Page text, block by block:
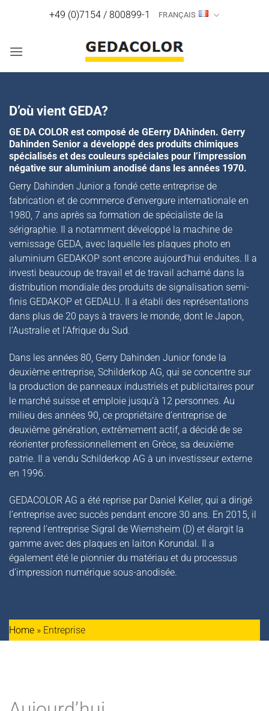
+49 (0)7154 / 800899-1 FRANÇAIS
D’où vient GEDA?
GE DA COLOR est composé de GEerry DAhinden. Gerry
Dahinden Senior a développé des produits chimiques
spécialisés et des couleurs spéciales pour l’impression
négative sur aluminium anodisé dans les années 1970.
Gerry Dahinden Junior a fondé cette entreprise de
fabrication et de commerce d’envergure internationale en
1980, 7 ans après sa formation de spécialiste de la
sérigraphie. Il a notamment développé la machine de
vernissage GEDA, avec laquelle les plaques photo en
aluminium GEDAKOP sont encore aujourd’hui enduites. Il a
investi beaucoup de travail et de travail acharné dans la
distribution mondiale des produits de signalisation semi-
finis GEDAKOP et GEDALU. Il a établi des représentations
dans plus de 20 pays à travers le monde, dont le Japon,
l’Australie et l’Afrique du Sud.
Dans les années 80, Gerry Dahinden Junior fonde la
deuxième entreprise, Schilderkop AG, qui se concentre sur
la production de panneaux industriels et publicitaires pour
le marché suisse et emploie jusqu’à 12 personnes. Au
milieu des années 90, ce propriétaire d’entreprise de
deuxième génération, extrêmement actif, a décidé de se
réorienter professionnellement en Grèce, sa deuxième
patrie. Il a vendu Schilderkop AG à un investisseur externe
en 1996.
GEDACOLOR AG a été reprise par Daniel Keller, qui a dirigé
l’entreprise avec succès pendant encore 30 ans. En 2015, il
reprend l’entreprise Sigral de Wiernsheim (D) et élargit la
gamme avec des plaques en laiton Korundal. Il a
également été le pionnier du matériau et du processus
d’impression numérique sous-anodisée.
Home » Entreprise